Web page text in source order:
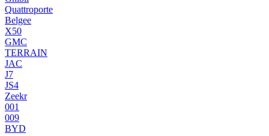
Quattroporte
Belgee
X50
GMC
TERRAIN
JAC
J7
JS4
Zeekr
001
009
BYD